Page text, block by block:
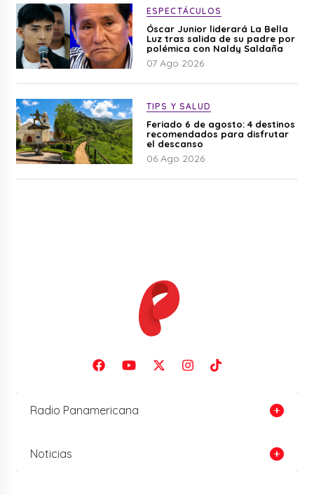
ESPECTÁCULOS
Óscar Junior liderará La Bella
Luz tras salida de su padre por
polémica con Naldy Saldaña
07 Ago 2026
TIPS Y SALUD
Feriado 6 de agosto: 4 destinos
recomendados para disfrutar
el descanso
06 Ago 2026
Radio Panamericana
Noticias